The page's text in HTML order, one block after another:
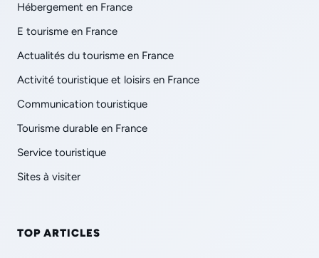
Hébergement en France
E tourisme en France
Actualités du tourisme en France
Activité touristique et loisirs en France
Communication touristique
Tourisme durable en France
Service touristique
Sites à visiter
TOP ARTICLES